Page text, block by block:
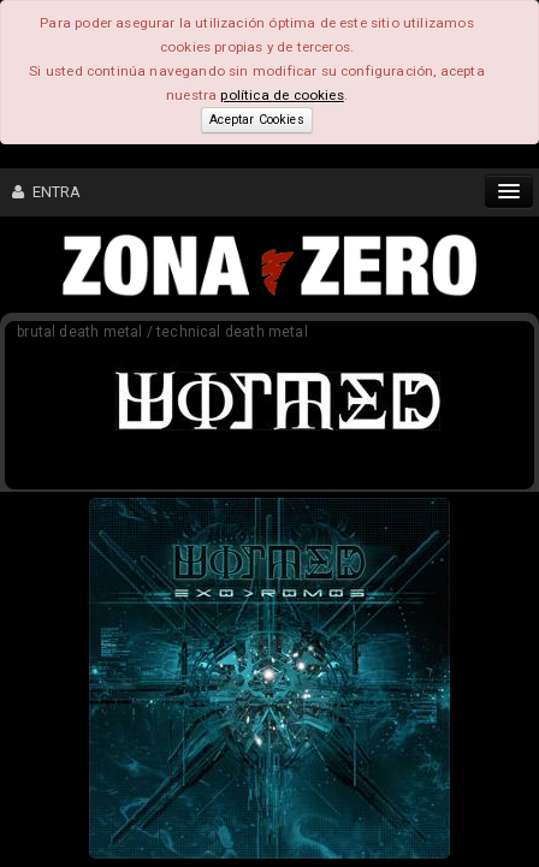
Para poder asegurar la utilización óptima de este sitio utilizamos
cookies propias y de terceros.
Si usted continúa navegando sin modificar su configuración, acepta
nuestrapolítica de cookies.
Aceptar Cookies
ENTRA
CONTENIDO
FEEEDBACK
brutal death metal / technical death metal